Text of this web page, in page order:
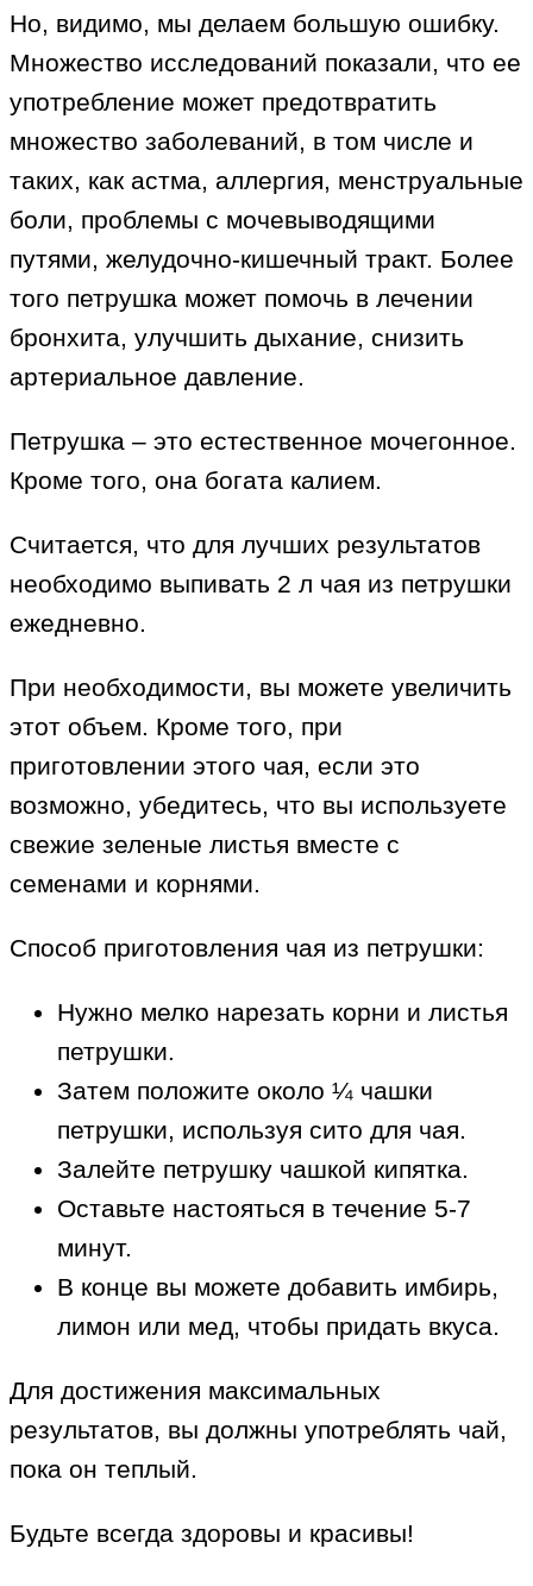
Но, видимо, мы делаем большую ошибку.
Множество исследований показали, что ее
употребление может предотвратить
множество заболеваний, в том числе и
таких, как астма, аллергия, менструальные
боли, проблемы с мочевыводящими
путями, желудочно-кишечный тракт. Более
того петрушка может помочь в лечении
бронхита, улучшить дыхание, снизить
артериальное давление.
Петрушка – это естественное мочегонное.
Кроме того, она богата калием.
Считается, что для лучших результатов
необходимо выпивать 2 л чая из петрушки
ежедневно.
При необходимости, вы можете увеличить
этот объем. Кроме того, при
приготовлении этого чая, если это
возможно, убедитесь, что вы используете
свежие зеленые листья вместе с
семенами и корнями.
Способ приготовления чая из петрушки:
Нужно мелко нарезать корни и листья
петрушки.
Затем положите около ¼ чашки
петрушки, используя сито для чая.
Залейте петрушку чашкой кипятка.
Оставьте настояться в течение 5-7
минут.
В конце вы можете добавить имбирь,
лимон или мед, чтобы придать вкуса.
Для достижения максимальных
результатов, вы должны употреблять чай,
пока он теплый.
Будьте всегда здоровы и красивы!